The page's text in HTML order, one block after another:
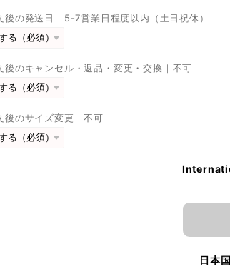
後の発送日｜5-7営業日程度以内（土日祝休）
後のキャンセル・返品・変更・交換｜不可
後のサイズ変更｜不可
日本